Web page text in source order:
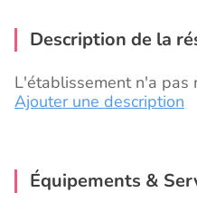
Description de la
L'établissement n'a pas
Ajouter une description
Équipements &